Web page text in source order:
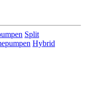
Split
Hybrid